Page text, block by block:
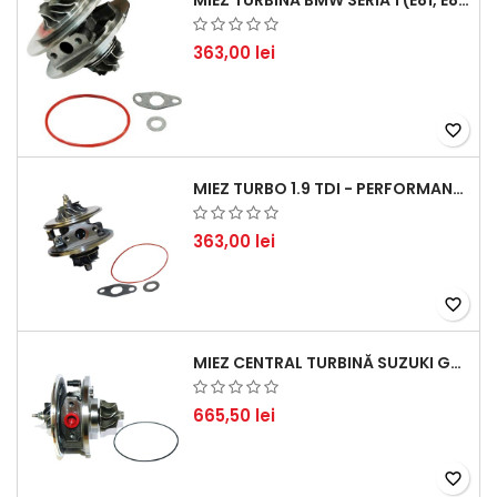
363,00 lei
favorite_border
MIEZ TURBO 1.9 TDI - PERFORMANȚĂ FIABILĂ PENTRU AUDI, SEAT, SKODA ȘI VW
363,00 lei
favorite_border
MIEZ CENTRAL TURBINĂ SUZUKI GRAND ESCUDO II 1.9 DDIS TRACȚIUNE INTEGRALĂ - MOTORIZARE 1.9L, 95 KW (129 CP)
665,50 lei
favorite_border